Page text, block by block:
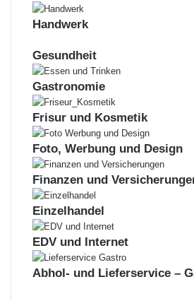
bei der RBBL
Aktuelles & News
Handwerk
Gesundheit
Gastronomie
Frisur und Kosmetik
Foto, Werbung und Design
Finanzen und
Einzelhandel
EDV und Internet
Abhol- und Lieferservice –